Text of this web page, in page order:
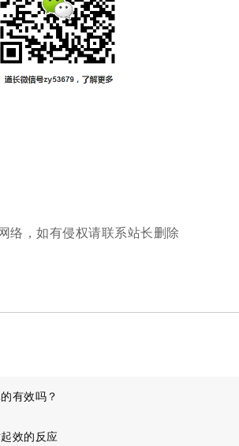
络，如有侵权请联系站长删除
有效吗？
效的反应